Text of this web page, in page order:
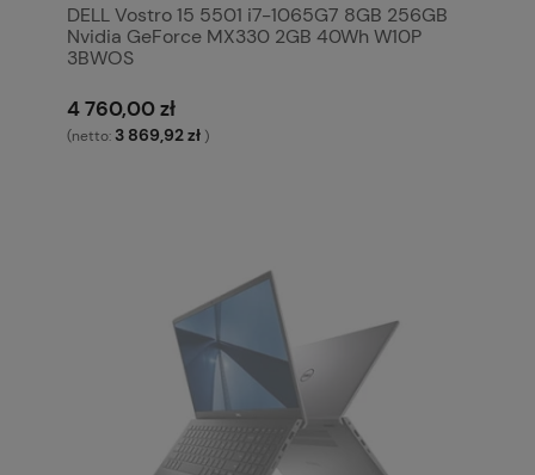
DELL Vostro 15 5501 i7-1065G7 8GB 256GB
Nvidia GeForce MX330 2GB 40Wh W10P
3BWOS
4 760,00 zł
(netto:3 869,92 zł )